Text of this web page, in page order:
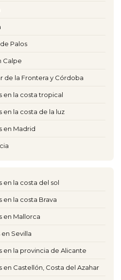
Palos
Calpe
de la Frontera y Córdoba
en la costa tropical
en la costa de la luz
en Madrid
en la costa del sol
en la costa Brava
en Mallorca
Sevilla
en la provincia de Alicante
en Castellón, Costa del Azahar